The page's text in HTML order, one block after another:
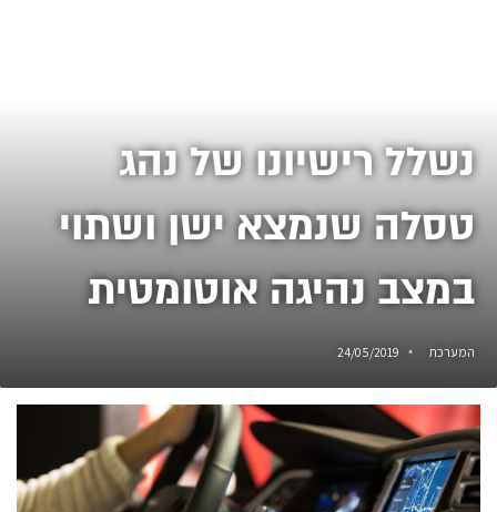
נשלל רישיונו של נהג
טסלה שנמצא ישן ושתוי
במצב נהיגה אוטומטית
המערכת 24/05/2019